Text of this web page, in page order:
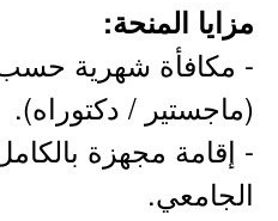
مزايا المنحة:
- مكافأة شهرية حسب
(ماجستير / دكتوراه).
- إقامة مجهزة
الجامعي.